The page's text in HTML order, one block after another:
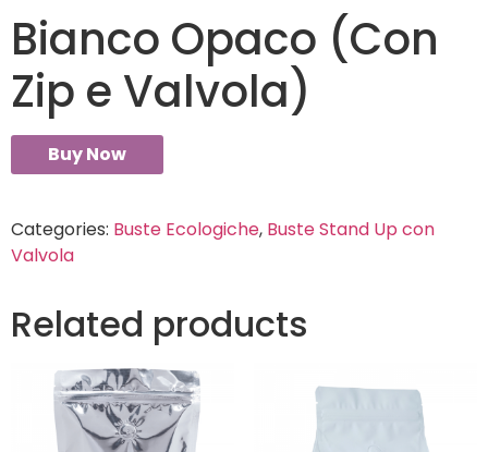
Bianco Opaco (Con
Zip e Valvola)
Buy Now
Categories: Buste Ecologiche, Buste Stand Up con
Valvola
Related products